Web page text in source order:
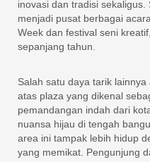
inovasi dan tradisi
menjadi pusat berbagai
Week dan festival seni
sepanjang tahun.
Salah satu daya tarik
atas plaza yang dikenal
pemandangan indah dari
nuansa hijau di tengah
area ini tampak lebih hidup
yang memikat. Pengunjung